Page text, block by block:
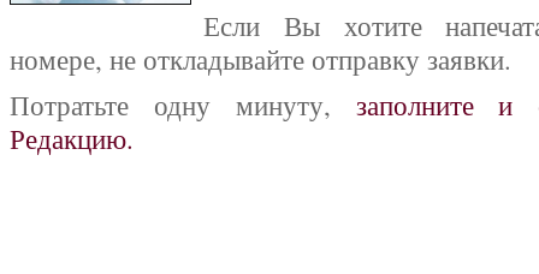
Если Вы хотите
номере, не откладывайте отправку заявки.
Потратьте одну минуту, заполните и
Редакцию.